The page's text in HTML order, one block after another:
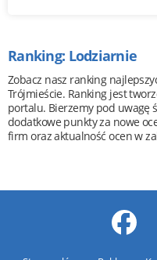
Ranking: Lodziarnie
Zobacz nasz ranking
Trójmieście. Ranking jest
portalu. Bierzemy pod uwagę
dodatkowe punkty za nowe
firm oraz aktualność ocen w